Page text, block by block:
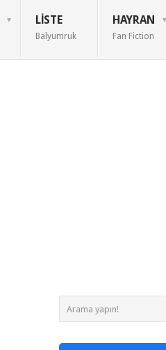
LISTE
Balyumruk
HAYRAN
Fan Fiction